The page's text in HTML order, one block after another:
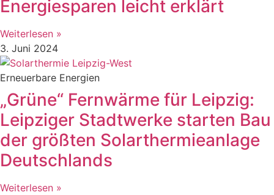
Energiesparen leicht erklärt
Weiterlesen »
3. Juni 2024
Erneuerbare Energien
„Grüne“ Fernwärme für Leipzig:
Leipziger Stadtwerke starten Bau
der größten Solarthermieanlage
Deutschlands
Weiterlesen »